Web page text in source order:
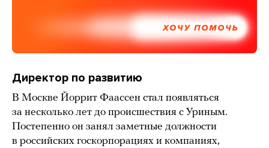
ХОЧУ ПОМОЧЬ
Директор по развитию
В Москве Йоррит Фаассен стал появляться
за несколько лет до происшествия с Уриным.
Постепенно он занял заметные должности
в российских госкорпорациях и компаниях,